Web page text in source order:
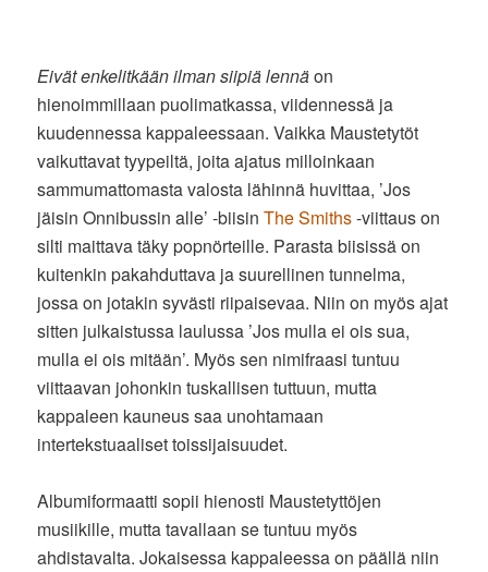
Eivät enkelitkään ilman siipiä lennäon
hienoimmillaan puolimatkassa, viidennessä ja
kuudennessa kappaleessaan. Vaikka Maustetytöt
vaikuttavat tyypeiltä, joita ajatus milloinkaan
sammumattomasta valosta lähinnä huvittaa, ’Jos
jäisin Onnibussin alle’ -biisinThe Smiths-viittaus on
silti maittava täky popnörteille. Parasta biisissä on
kuitenkin pakahduttava ja suurellinen tunnelma,
jossa on jotakin syvästi riipaisevaa. Niin on myös ajat
sitten julkaistussa laulussa ’Jos mulla ei ois sua,
mulla ei ois mitään’. Myös sen nimifraasi tuntuu
viittaavan johonkin tuskallisen tuttuun, mutta
kappaleen kauneus saa unohtamaan
intertekstuaaliset toissijaisuudet.
Albumiformaatti sopii hienosti Maustetyttöjen
musiikille, mutta tavallaan se tuntuu myös
ahdistavalta. Jokaisessa kappaleessa on päällä niin